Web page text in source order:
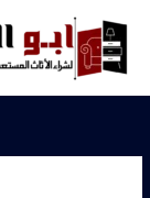
المحتوى